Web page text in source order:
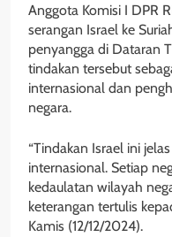
Anggota Komisi I DPR
serangan Israel ke
penyangga di Dataran
tindakan tersebut
internasional dan
negara.
“Tindakan Israel ini
internasional. Setiap
kedaulatan wilayah
keterangan tertulis
Kamis (12/12/2024).